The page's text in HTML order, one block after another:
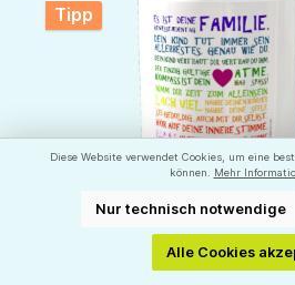
Tipp
☕ Panorama Tasse: "Es ist
Inspirierende Postkarten
Diese Website verwendet Cookies, um eine
können.
Mehr
Nur technisch notwendige
Alle Cookies